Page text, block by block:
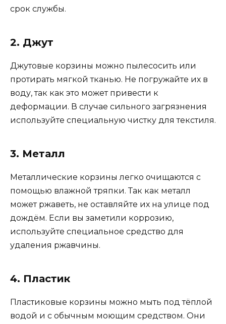
срок службы.
2. Джут
Джутовые корзины можно пылесосить или
протирать мягкой тканью. Не погружайте их в
воду, так как это может привести к
деформации. В случае сильного загрязнения
используйте специальную чистку для текстиля.
3. Металл
Металлические корзины легко очищаются с
помощью влажной тряпки. Так как металл
может ржаветь, не оставляйте их на улице под
дождём. Если вы заметили коррозию,
используйте специальное средство для
удаления ржавчины.
4. Пластик
Пластиковые корзины можно мыть под тёплой
водой и с обычным моющим средством. Они